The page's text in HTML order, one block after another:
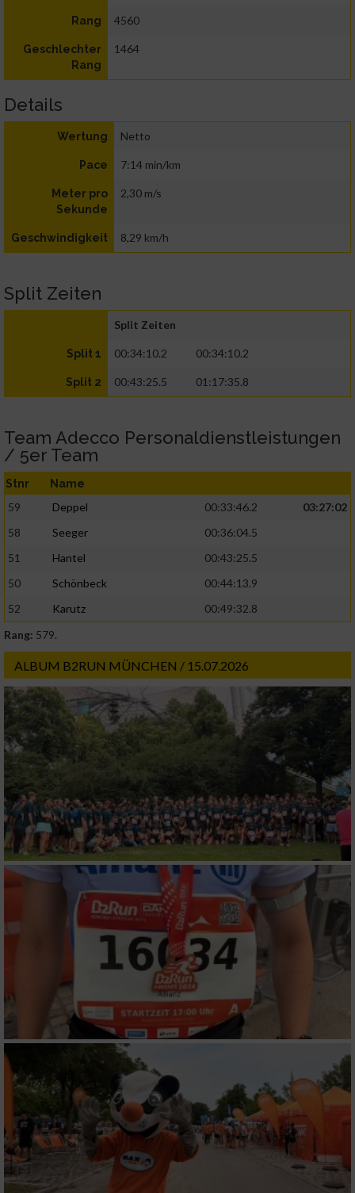
Rang 4560
Geschlechter
Rang
1464
Details
Wertung Netto
Pace 7:14 min/km
Meter pro
Sekunde
2,30 m/s
Geschwindigkeit 8,29 km/h
Split Zeiten
Split Zeiten
Split 1 00:34:10.2 00:34:10.2
Split 2 00:43:25.5 01:17:35.8
Team Adecco Personaldienstleistungen
/ 5er Team
Stnr Name
59 Deppel 00:33:46.2
03:27:02
58
Seeger
00:36:04.5
51
Hantel
00:43:25.5
50
Schönbeck
00:44:13.9
52
Karutz
00:49:32.8
Rang: 579.
ALBUM B2RUN MÜNCHEN / 15.07.2026